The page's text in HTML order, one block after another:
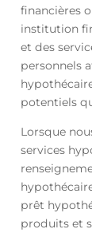
financières
institution
et des
personnels
potentiels
Lorsque
services
prêt
produits et